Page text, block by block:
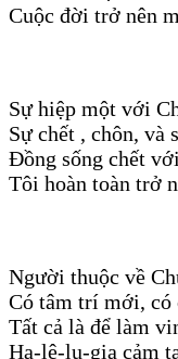
Cuộc đời trở nên
Sự hiệp một với
Sự chết , chôn, và
Đồng sống chết
Tôi hoàn toàn trở
Người thuộc về
Có tâm trí mới, có
Tất cả là để làm
Ha-lê-lu-gia cảm